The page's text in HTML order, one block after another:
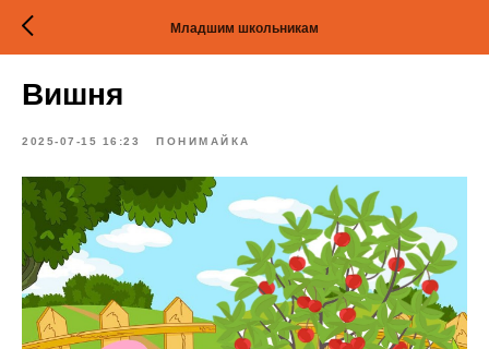
Младшим школьникам
Вишня
2025-07-15 16:23 ПОНИМАЙКА